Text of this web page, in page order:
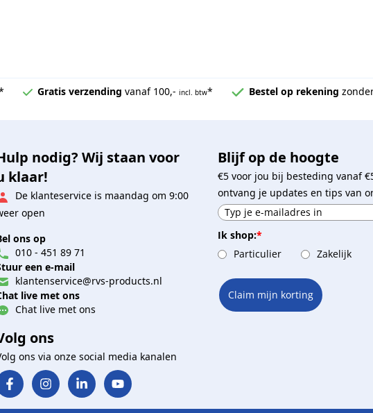
Gratis verzending vanaf 100,- incl. btw* Bestel op rekening
nodig? Wij staan voor
klaar!
De klanteservice is maandag om 9:00
open
ons op
010 - 451 89 71
een e-mail
klantenservice@rvs-products.nl
live met ons
Chat live met ons
ons
ons via onze social media kanalen
Blijf op de hoogte
€5 voor jou bij besteding vanaf
ontvang je updates en tips van
Ik shop:*
Particulier
Zakelijk
Claim mijn korting